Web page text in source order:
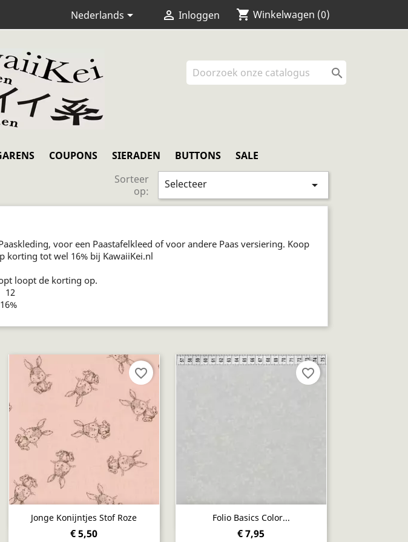
Nederlands  Inloggen shopping_cart Winkelwagen (0)
COUPONS SIERADEN BUTTONS SALE

voor een Paastafelkleed of voor andere Paas versiering. Koop
korting tot wel 16% bij KawaiiKei.nl
loopt de korting op.
Sorteer
op:
Selecteer 
Jonge Konijntjes Stof Roze
€ 5,50
Snel bekijken
favorite_border
Folio Basics Color...
€ 7,95
Snel bekijken
favorite_border